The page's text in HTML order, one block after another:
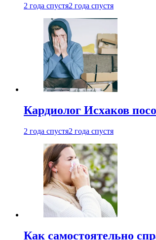
2 года спустя2 года спустя
Кардиолог Исхаков
2 года спустя2 года спустя
Как самостоятельно